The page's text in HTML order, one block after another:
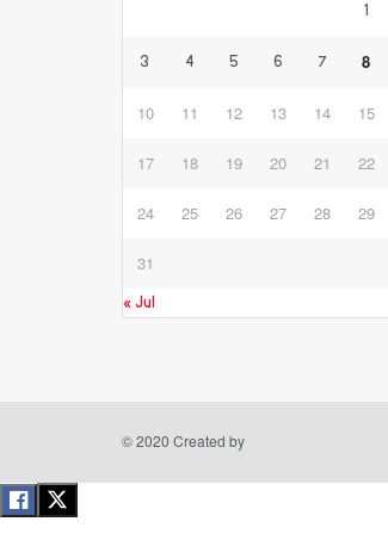
1
3 4 5 6 7 8
10 11 12 13 14 15
17 18 19 20 21 22
24 25 26 27 28 29
31
« Jul
© 2020 Created by